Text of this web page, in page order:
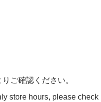
りご確認ください。
store hours, please check